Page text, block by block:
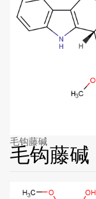
毛钩藤碱
毛钩藤碱